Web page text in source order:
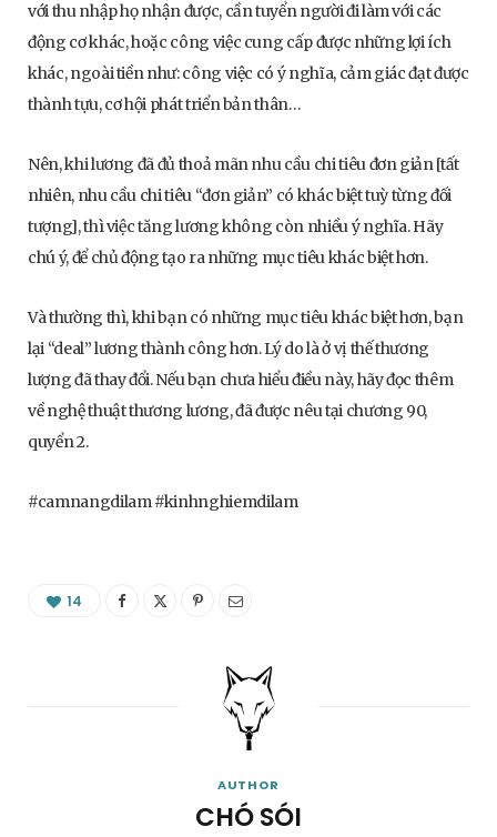
với thu nhập họ nhận được, cần tuyển người đi làm với các
động cơ khác, hoặc công việc cung cấp được những lợi ích
khác, ngoài tiền như: công việc có ý nghĩa, cảm giác đạt được
thành tựu, cơ hội phát triển bản thân…
Nên, khi lương đã đủ thoả mãn nhu cầu chi tiêu đơn giản [tất
nhiên, nhu cầu chi tiêu “đơn giản” có khác biệt tuỳ từng đối
tượng], thì việc tăng lương không còn nhiều ý nghĩa. Hãy
chú ý, để chủ động tạo ra những mục tiêu khác biệt hơn.
Và thường thì, khi bạn có những mục tiêu khác biệt hơn, bạn
lại “deal” lương thành công hơn. Lý do là ở vị thế thương
lượng đã thay đổi. Nếu bạn chưa hiểu điều này, hãy đọc thêm
về nghệ thuật thương lương, đã được nêu tại chương 90,
quyển 2.
#camnangdilam #kinhnghiemdilam
14
AUTHOR
CHÓ SÓI